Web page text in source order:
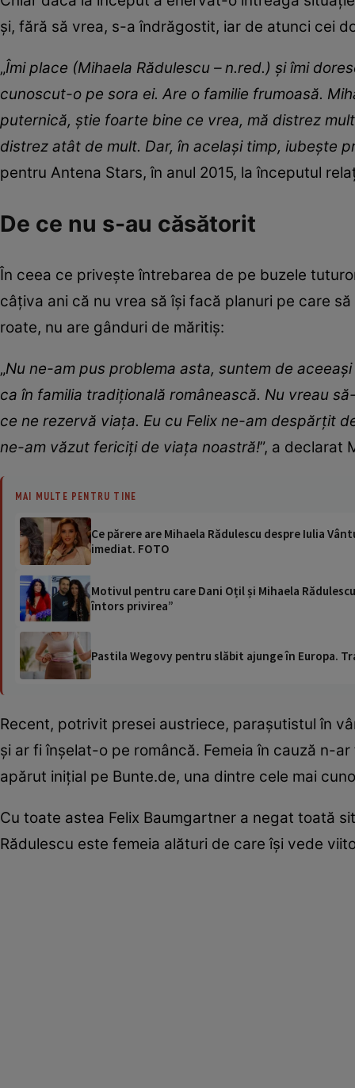
și, fără să vrea, s-a îndrăgostit, iar de atunci cei
„Îmi place (Mihaela Rădulescu – n.red.) şi îmi
cunoscut-o pe sora ei. Are o familie frumoasă.
puternică, ştie foarte bine ce vrea, mă distrez
distrez atât de mult. Dar, în acelaşi timp, iubeşte
pentru Antena Stars, în anul 2015, la începutul
De ce nu s-au căsătorit
În ceea ce privește întrebarea de pe buzele
câțiva ani că nu vrea să își facă planuri pe care
roate, nu are gânduri de măritiș:
„Nu ne-am pus problema asta, suntem de
ca în familia tradiţională românească. Nu vreau
ce ne rezervă viața. Eu cu Felix ne-am despărțit
ne-am văzut fericiți de viața noastră!”, a declarat
MAI MULTE PENTRU TINE
Ce părere are Mihaela Rădulescu despre Iulia
imediat. FOTO
Motivul pentru care Dani Oțil și Mihaela
întors privirea”
Pastila Wegovy pentru slăbit ajunge în Europa.
Recent, potrivit presei austriece, parașutistul în
și ar fi înșelat-o pe româncă. Femeia în cauză n-
apărut inițial pe Bunte.de, una dintre cele mai
Cu toate astea Felix Baumgartner a negat toată
Rădulescu este femeia alături de care își vede